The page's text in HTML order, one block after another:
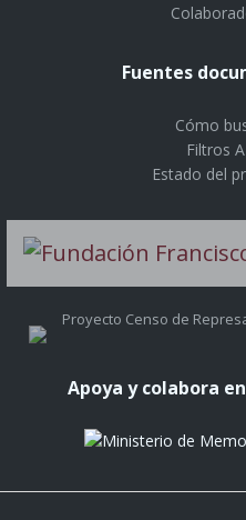
Fuentes
Cómo
Filtros
Estado del
Proyecto Censo de
Apoya y colabora